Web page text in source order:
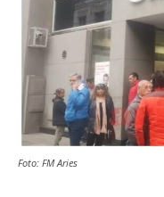
Foto: FM Aries